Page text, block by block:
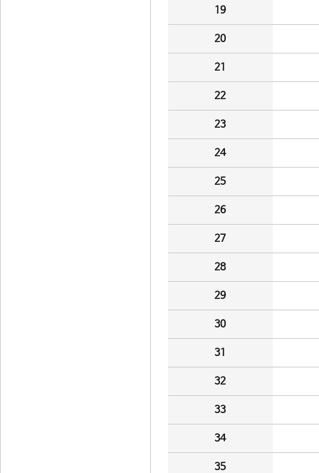
19
20
21
22
23
24
25
26
27
28
29
30
31
32
33
34
35